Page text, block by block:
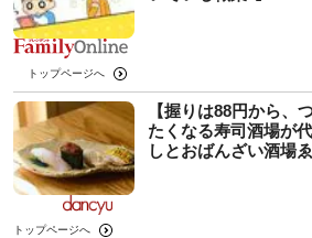
トップページへ
【握りは88円から、
たくなる寿司酒場が
しとおばんざい酒場ゑ
トップページへ